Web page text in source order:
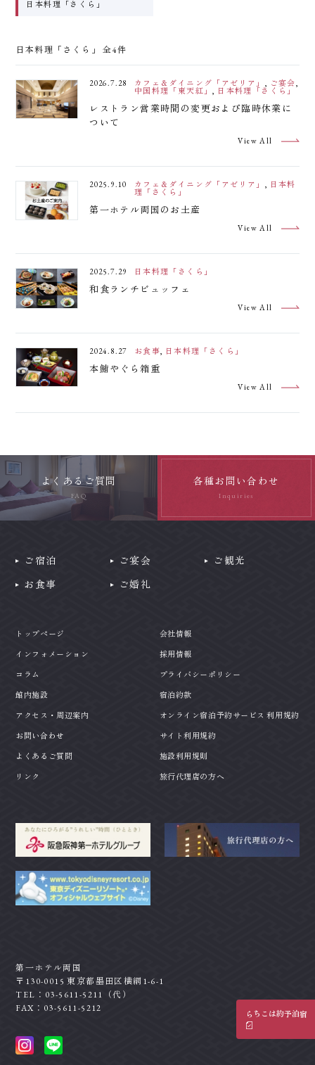
日本料理「さくら」
日本料理「さくら」 全4件
2026.7.28 カフェ＆ダイニング「アゼリア」 , ご宴会,
中国料理「東天紅」, 日本料理「さくら」
レストラン営業時間の変更および臨時休業に
ついて
View All
2025.9.10 カフェ＆ダイニング「アゼリア」 , 日本料
理「さくら」
第一ホテル両国のお土産
View All
2025.7.29 日本料理「さくら」
和食ランチビュッフェ
View All
2024.8.27 お食事, 日本料理「さくら」
本鮪やぐら箱重
View All
ご宿泊 お食事 ご宴会 ご婚礼 ご観光
館内施設 アクセス
お問い合わせ
トップページ
インフォメーション
コラム
リンク
会社情報
プライバシーポリシー
宿泊約款
オンライン宿泊予約サービス 利用規約
サイト利用規約
施設利用規則
旅行代理店の方へ
宿泊予約はこちら
よくあるご質問
FAQ
各種お問い合わせ
Inquiries
ご宿泊
お食事
ご宴会
ご婚礼
ご観光
トップページ
インフォメーション
コラム
館内施設
アクセス・周辺案内
お問い合わせ
よくあるご質問
リンク
会社情報
採用情報
プライバシーポリシー
宿泊約款
オンライン宿泊予約サービス 利用規約
サイト利用規約
施設利用規則
旅行代理店の方へ
第一ホテル両国
〒130-0015 東京都墨田区横網1-6-1
TEL：03-5611-5211（代）
FAX：03-5611-5212